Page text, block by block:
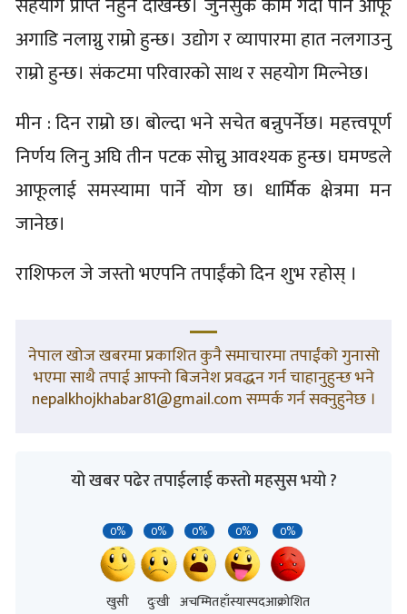
अगाडि नलाग्नु राम्रो हुन्छ। उद्योग र व्यापारमा हात नलगाउनु
राम्रो हुन्छ। संकटमा परिवारको साथ र सहयोग मिल्नेछ।
मीन : दिन राम्रो छ। बोल्दा भने सचेत बन्नुपर्नेछ। महत्त्वपूर्ण
निर्णय लिनु अघि तीन पटक सोच्नु आवश्यक हुन्छ। घमण्डले
आफूलाई समस्यामा पार्ने योग छ। धार्मिक क्षेत्रमा मन
जानेछ।
राशिफल जे जस्तो भएपनि तपाईंको दिन शुभ रहोस् ।
नेपाल खोज खबरमा प्रकाशित कुनै समाचारमा तपाईंको गुनासो
भएमा साथै तपाई आफ्नो बिजनेश प्रवद्धन गर्न चाहानुहुन्छ भने
nepalkhojkhabar81@gmail.com सम्पर्क गर्न सक्नुहुनेछ ।
यो खबर पढेर तपाईलाई कस्तो महसुस भयो ?
0%
खुसी
0%
दुःखी
0%
अचम्मित
0%
हाँस्यास्पद
0%
आक्रोशित